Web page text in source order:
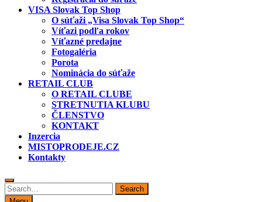
VISA Slovak Top Shop
O súťaži „Visa Slovak Top Shop“
Víťazi podľa rokov
Víťazné predajne
Fotogaléria
Porota
Nominácia do súťaže
RETAIL CLUB
O RETAIL CLUBE
STRETNUTIA KLUBU
ČLENSTVO
KONTAKT
Inzercia
MISTOPRODEJE.CZ
Kontakty
Search
for:
Search